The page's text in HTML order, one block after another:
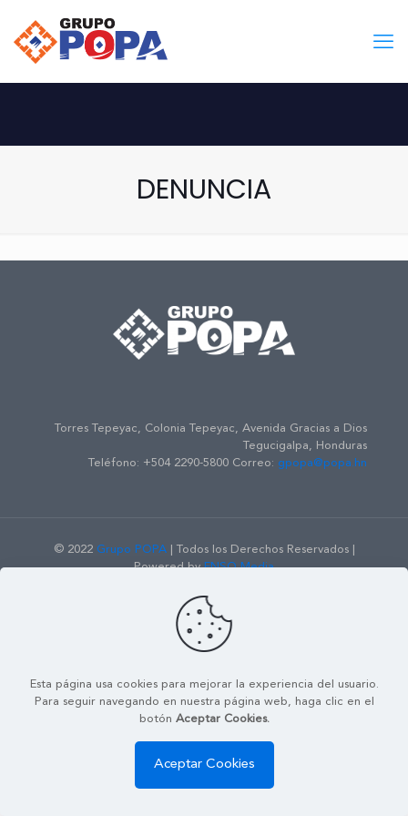
DENUNCIA
Torres Tepeyac, Colonia Tepeyac, Avenida Gracias a Dios
Tegucigalpa, Honduras
Teléfono: +504 2290-5800 Correo: gpopa@popa.hn
© 2022 Grupo POPA| Todos los Derechos Reservados |
Powered byENSO Media
Contáctenos
Información
Esta página usa cookies para mejorar la experiencia del usuario.
Para seguir navegando en nuestra página web, haga clic en el
botón Aceptar Cookies.
Aceptar Cookies